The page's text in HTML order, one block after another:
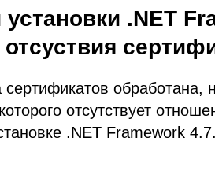
.NET
обработана,
отсутствует
.NET Framework